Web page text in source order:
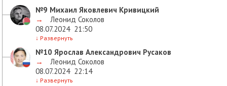
№9 Михаил Яковлевич Кривицкий
→
Леонид Соколов
08.07.2024 21:50
↓ Развернуть
№10 Ярослав Александрович Русаков
→
Леонид Соколов
08.07.2024 22:14
↓ Развернуть